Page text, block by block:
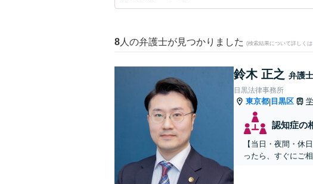
8 人の弁護士が見つかりました (検索結果について詳しくは
鈴木 正之 弁護士
目黒法律事務所
東京都| 目黒区
認知症の
【当日・夜間・休
ったら、すぐにご